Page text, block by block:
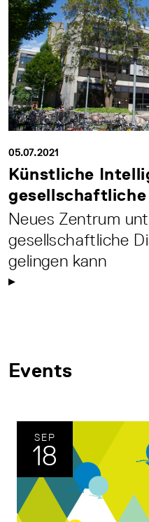
05.07.2021
Künstliche
Neues Zentrum
gesellschaftliche
gelingen kann
Events
SEP
18